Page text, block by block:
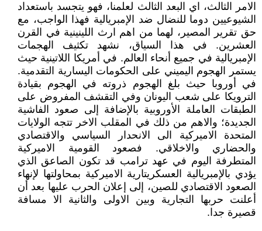
الامر الثالث، اي البعد الثالث لعلمنا، فهو يتجسد باستعداد
الشيوعيين دوما للنضال ضد الإمبريالية فهذا الواجب، مع
حق تقرير المصير، لهما من اهم ارث اللينينية في القرن
العشرين. في هذا السياق، نشهد تكثيف الهجمات
الإمبريالية في جميع أنحاء العالم. في أمريكا اللاتينية حيث
يستمر الهجوم اليميني على الحكومات اليسارية التقدمية.
في أوروبا حيث بلغ الهجوم ذروته في الهجوم بقيادة
الترويكا على شعب اليونان وفي التقشف المفروض على
الطبقات العاملة الأوروبية بالإضافة إلى صعود الفاشية
الجديدة؛ والاهم من ذلك في المقلب الاخر تتجه الولايات
المتحدة الاميركية الى الانحدار السياسي والاقتصادي
والحضاري والاخلاقي. فصعود القومية الاميركية
المتطرفة اليوم في عهد ترامب قد تكون الصاعق الذي
يؤدي بالإمبريالية العسكريتارية الاميركية بمحاولتها لإنهاء
الصعود الاقتصادي للصين، إلى إعلان الحرب عليها بعد أن
أعلنت حربها التجارية وبين الاولى والثانية الا مسافة
قصيرة جدا.